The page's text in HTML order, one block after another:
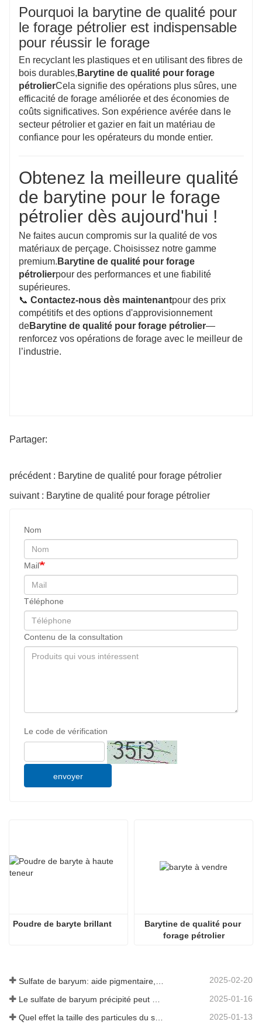
Pourquoi la barytine de qualité pour
le forage pétrolier est indispensable
pour réussir le forage
En recyclant les plastiques et en utilisant des fibres de
bois durables, Barytine de qualité pour forage
pétrolierCela signifie des opérations plus sûres, une
efficacité de forage améliorée et des économies de
coûts significatives. Son expérience avérée dans le
secteur pétrolier et gazier en fait un matériau de
confiance pour les opérateurs du monde entier.
Obtenez la meilleure qualité
de barytine pour le forage
pétrolier dès aujourd'hui !
Ne faites aucun compromis sur la qualité de vos
matériaux de perçage. Choisissez notre gamme
premium. Barytine de qualité pour forage
pétrolierpour des performances et une fiabilité
supérieures.
📞 Contactez-nous dès maintenantpour des prix
compétitifs et des options d'approvisionnement
deBarytine de qualité pour forage pétrolier—
renforcez vos opérations de forage avec le meilleur de
l’industrie.
Partager:
précédent : Barytine de qualité pour forage pétrolier
suivant : Barytine de qualité pour forage pétrolier
Nom
Mail
Téléphone
Contenu de la consultation
Le code de vérification
envoyer
Poudre de baryte brillant
Barytine de qualité pour
forage pétrolier
2025-02-20
2025-01-16
Quel effet la taille des particules du sulfate de baryum a-t-elle sur les revêtements? 2025-01-13